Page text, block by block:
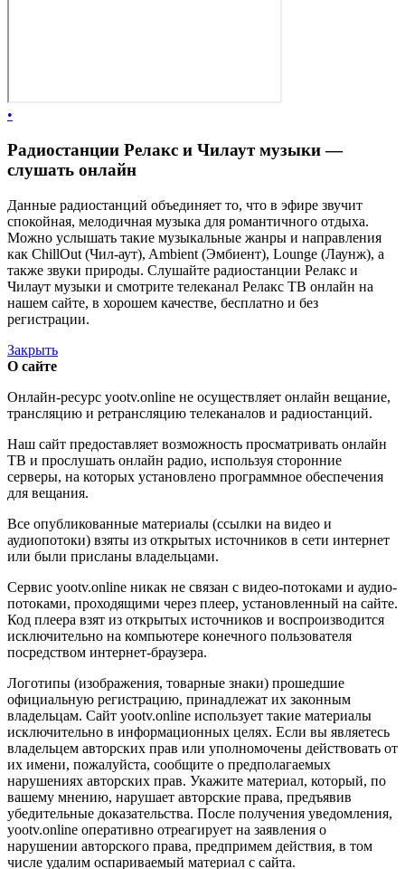
•
Радиостанции Релакс и Чилаут музыки —
слушать онлайн
Данные радиостанций объединяет то, что в эфире звучит
спокойная, мелодичная музыка для романтичного отдыха.
Можно услышать такие музыкальные жанры и направления
как ChillOut (Чил-аут), Ambient (Эмбиент), Lounge (Лаунж), а
также звуки природы. Слушайте радиостанции Релакс и
Чилаут музыки и смотрите телеканал Релакс ТВ онлайн на
нашем сайте, в хорошем качестве, бесплатно и без
регистрации.
Закрыть
О сайте
Онлайн-ресурс yootv.online не осуществляет онлайн вещание,
трансляцию и ретрансляцию телеканалов и радиостанций.
Наш сайт предоставляет возможность просматривать онлайн
ТВ и прослушать онлайн радио, используя сторонние
серверы, на которых установлено программное обеспечения
для вещания.
Все опубликованные материалы (ссылки на видео и
аудиопотоки) взяты из открытых источников в сети интернет
или были присланы владельцами.
Сервис yootv.online никак не связан с видео-потоками и аудио-
потоками, проходящими через плеер, установленный на сайте.
Код плеера взят из открытых источников и воспроизводится
исключительно на компьютере конечного пользователя
посредством интернет-браузера.
Логотипы (изображения, товарные знаки) прошедшие
официальную регистрацию, принадлежат их законным
владельцам. Сайт yootv.online использует такие материалы
исключительно в информационных целях. Если вы являетесь
владельцем авторских прав или уполномочены действовать от
их имени, пожалуйста, сообщите о предполагаемых
нарушениях авторских прав. Укажите материал, который, по
вашему мнению, нарушает авторские права, предъявив
убедительные доказательства. После получения уведомления,
yootv.online оперативно отреагирует на заявления о
нарушении авторского права, предпримем действия, в том
числе удалим оспариваемый материал с сайта.